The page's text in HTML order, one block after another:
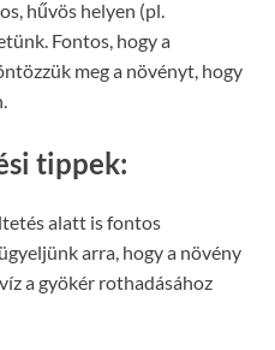
hűvös helyen (pl.
Fontos, hogy a
meg a növényt, hogy
tippek:
alatt is fontos
arra, hogy a növény
a gyökér rothadásához